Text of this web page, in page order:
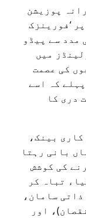
پوزیشن
فورینزک
مدد سے پیڈو
میں
کی عصمت
کہ اسے
دری کا
سرمایہ کاری بینک،
بانی رہتا
کی کوشش
تباہ کر
سامان،
نقصان)، اور